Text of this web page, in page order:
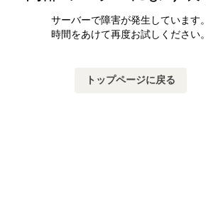
サーバーで障害が発生しています。
時間をあけて再度お試しください。
トップページに戻る